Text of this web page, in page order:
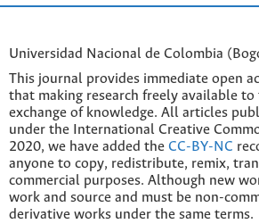
Universidad Nacional de Colombia
This journal provides immediate open
that making research freely available
exchange of knowledge. All articles
under the International Creative
2020, we have added the CC-BY-NC
anyone to copy, redistribute, remix,
commercial purposes. Although new
work and source and must be non-
derivative works under the same terms.